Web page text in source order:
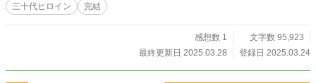
三十代ヒロイン
完結
感想数 1
文字数 95,923
最終更新日 2025.03.28
登録日 2025.03.24